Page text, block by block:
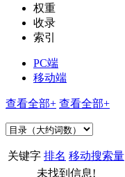
权重
收录
索引
PC端
移动端
查看全部+ 查看全部+
关键字 排名 移动搜索量
未找到信息!